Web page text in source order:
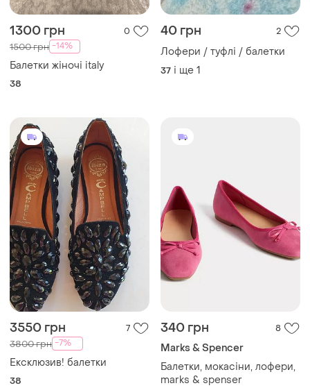
1300 грн 0
1500 грн -14%
Балетки жіночі italy
38
40 грн 2
Лофери / туфлі / балетки
37 і ще 1
3550 грн 7
3800 грн -7%
Ексклюзив! балетки
38
340 грн 8
Marks & Spencer
Балетки, мокасіни, лофери,
marks & spenser